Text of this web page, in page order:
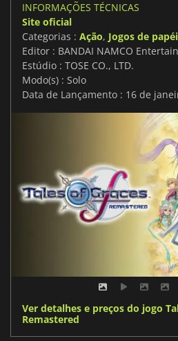
INFORMAÇÕES TÉCNICAS
Site oficial
Categorias : Ação, Jogos de
Editor : BANDAI NAMCO
Estúdio : TOSE CO., LTD.
Modo(s) : Solo
Data de Lançamento : 16 de
Ver detalhes e preços do jogo
Remastered